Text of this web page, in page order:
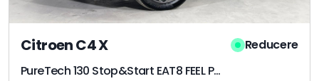
Citroen C4 X
PureTech 130 Stop&Start EAT8 FEEL PACK
Reducere